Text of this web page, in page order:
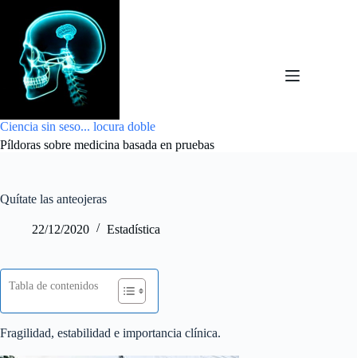
contenido
Ciencia sin seso... locura doble
Píldoras sobre medicina basada en pruebas
Quítate las anteojeras
22/12/2020 Estadística
Tabla de contenidos
Fragilidad, estabilidad e importancia clínica.